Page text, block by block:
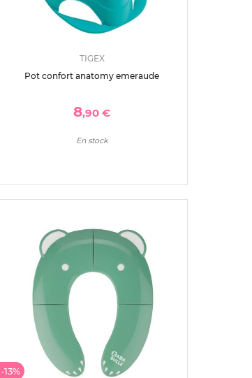
TIGEX
Pot confort anatomy emeraude
8,90 €
En stock
-13%